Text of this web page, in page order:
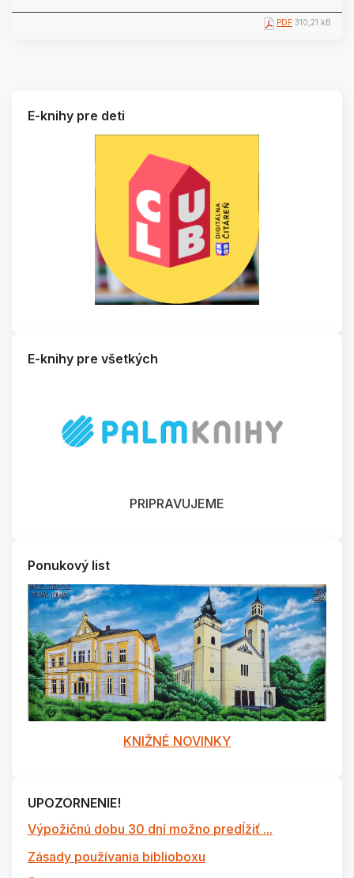
PDF 310,21 kB
E-knihy pre deti
E-knihy pre všetkých
PRIPRAVUJEME
Ponukový list
KNIŽNÉ NOVINKY
UPOZORNENIE!
Výpožičnú dobu 30 dní možno predĺžiť ...
Zásady používania biblioboxu